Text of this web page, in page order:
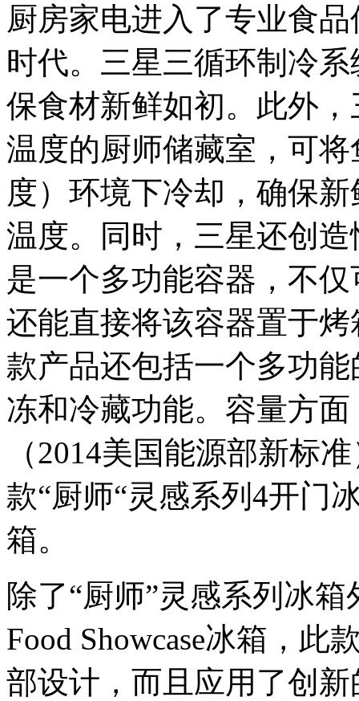
厨房家电进入了专业食
时代。三星三循环制冷
保食材新鲜如初。此外
温度的厨师储藏室，可
度）环境下冷却，确保
温度。同时，三星还创
是一个多功能容器，不
还能直接将该容器置于
款产品还包括一个多功
冻和冷藏功能。容量方
（2014美国能源部新标
款“厨师“灵感系列4开门
箱。
除了“厨师”灵感系列冰
Food Showcase冰箱，
部设计，而且应用了创